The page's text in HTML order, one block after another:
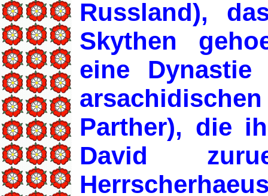
Russland),
Skythen
eine
Parther), die
David